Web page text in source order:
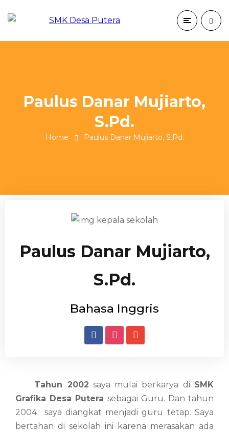
Paulus Danar Mujiarto,
S.Pd.
Home Paulus Danar Mujiarto, S.Pd.
Paulus Danar Mujiarto,
S.Pd.
Bahasa Inggris
Tahun 2002 saya mulai berkarya di SMK
Grafika Desa Putera sebagai Guru. Dan tahun
2004 saya diangkat menjadi guru tetap. Saya
bertahan di sekolah ini karena merasakan ada